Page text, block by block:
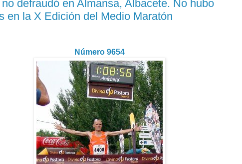
defraudó en Almansa, Albacete. No hubo
en la X Edición del Medio Maratón
Número 9654